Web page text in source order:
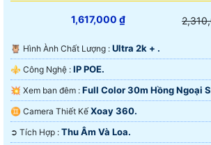
1,617,000 ₫
🦉 Hình Ành Chất Lượng : Ultra 2k + .
⚜️ Công Nghệ : IP POE.
💥 Xem ban đêm : Full Color 30m Hồng Ngoại
♊ Camera Thiết Kế Xoay 360.
️➲ Tích Hợp : Thu Âm Và Loa.